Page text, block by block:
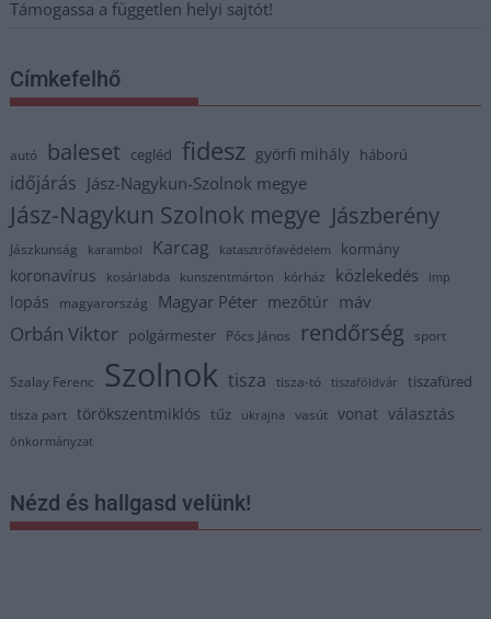
Támogassa a független helyi sajtót!
Címkefelhő
autó baleset cegléd fidesz györfi mihály háború
időjárás Jász-Nagykun-Szolnok megye
Jász-Nagykun Szolnok megye Jászberény
Jászkunság karambol Karcag katasztrófavédelem kormány
koronavírus kosárlabda kunszentmárton kórház közlekedés lmp
lopás magyarország Magyar Péter mezőtúr máv
Orbán Viktor polgármester Pócs János rendőrség sport
Szalay Ferenc Szolnok tisza tisza-tó tiszaföldvár tiszafüred
tisza part törökszentmiklós tűz ukrajna vasút vonat választás
önkormányzat
Nézd és hallgasd velünk!